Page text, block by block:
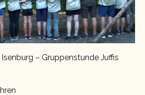
– Gruppenstunde Juffis